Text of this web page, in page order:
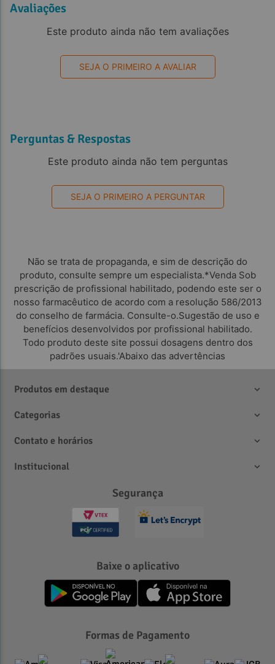
Avaliações
Este produto ainda não tem avaliações
SEJA O PRIMEIRO A AVALIAR
Perguntas & Respostas
Este produto ainda não tem perguntas
SEJA O PRIMEIRO A PERGUNTAR
Não se trata de propaganda, e sim de descrição do
produto, consulte sempre um especialista.*Venda Sob
prescrição de profissional habilitado, podendo este ser o
nosso farmacêutico de acordo com a resolução 586/2013
do conselho de farmácia. Consulte-o.Sugestão de uso e
benefícios desenvolvidos por profissional habilitado.
Todo produto deste site possui dosagens dentro dos
padrões usuais.'Abaixo das advertências
Produtos em destaque
Categorias
Contato e horários
Institucional
Segurança
Baixe o aplicativo
Formas de Pagamento